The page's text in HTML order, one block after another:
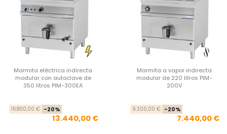
Marmita eléctrica indirecta
modular con autoclave de
350 litros PIM-300EA
Precio base
16.800,00 € -20%
13.440,00 €
Marmita a vapor indirecta
modular de 220 litros PIM-
200V
9.300,00 € -20%
7.440,00 €